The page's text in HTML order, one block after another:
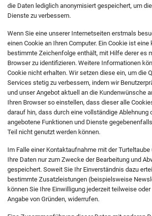
die Daten lediglich anonymisiert gespeichert, um
Dienste zu verbessern.
Wenn Sie eine unserer Internetseiten erstmals
einen Cookie an Ihren Computer. Ein Cookie ist
bestimmte Zeichenfolge enthält, mit Hilfe derer es
Browser zu identifizieren. Weitere Informationen
Cookie nicht erhalten. Wir setzen diese ein, um die
Services stetig zu verbessern, indem wir
und unser Angebot aktuell an die Kundenwünsche
Ihren Browser so einstellen, dass dieser alle
darauf hin, dass durch eine vollständige Ablehnung
angebotene Funktionen und Dienste
Teil nicht genutzt werden können.
Im Falle einer Kontaktaufnahme mit der Turteltaube
Ihre Daten nur zum Zwecke der Bearbeitung und
gespeichert. Soweit Sie Ihr Einverständnis dazu
bestimmte Zusatzleistungen (beispielsweise
können Sie Ihre Einwilligung jederzeit teilweise
Angabe von Gründen, widerrufen.